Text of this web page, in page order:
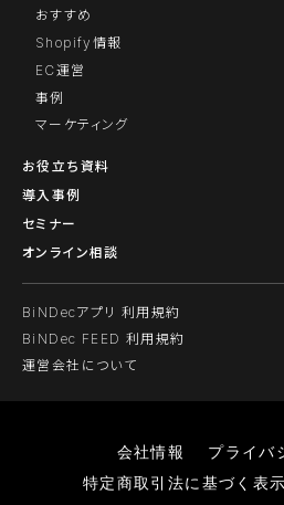
おすすめ
Shopify情報
EC運営
事例
マーケティング
お役立ち資料
導入事例
セミナー
オンライン相談
BiNDecアプリ 利用規約
BiNDec FEED 利用規約
運営会社について
会社情報
プライバ
特定商取引法に基づく表示